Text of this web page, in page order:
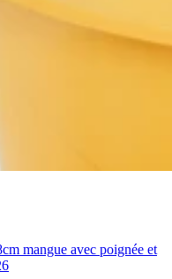
mangue avec poignée et